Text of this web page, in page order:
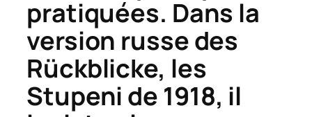
pratiquées. Dans la
version russe des
Rückblicke, les
Stupeni de 1918, il